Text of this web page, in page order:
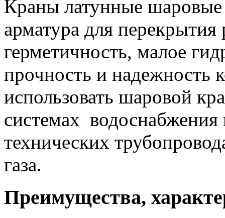
Краны латунные шаровые
арматура для
герметичность, малое
прочность и надежность
использовать шаровой
системах водоснабжения
технических
газа.
Преимущества,